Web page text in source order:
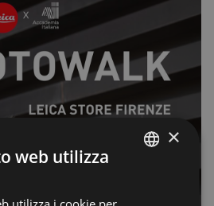
×
web utilizza